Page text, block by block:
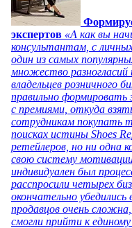
экспертов «А как вы
консультантам, с
один из самых
множество
владельцев розничного
правильно формировать
с премиями, откуда
сотрудникам покупать
поисках истины Shoes
ретейлеров, но ни одна
свою систему
индивидуален был
расспросили четырех
окончательно
продавцов очень
смогли прийти к